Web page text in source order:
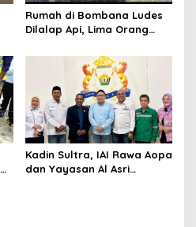
Rumah di Bombana Ludes
Dilalap Api, Lima Orang
Dunia
Kadin Sultra, IAI Rawa Aopa
dan Yayasan Al Asri